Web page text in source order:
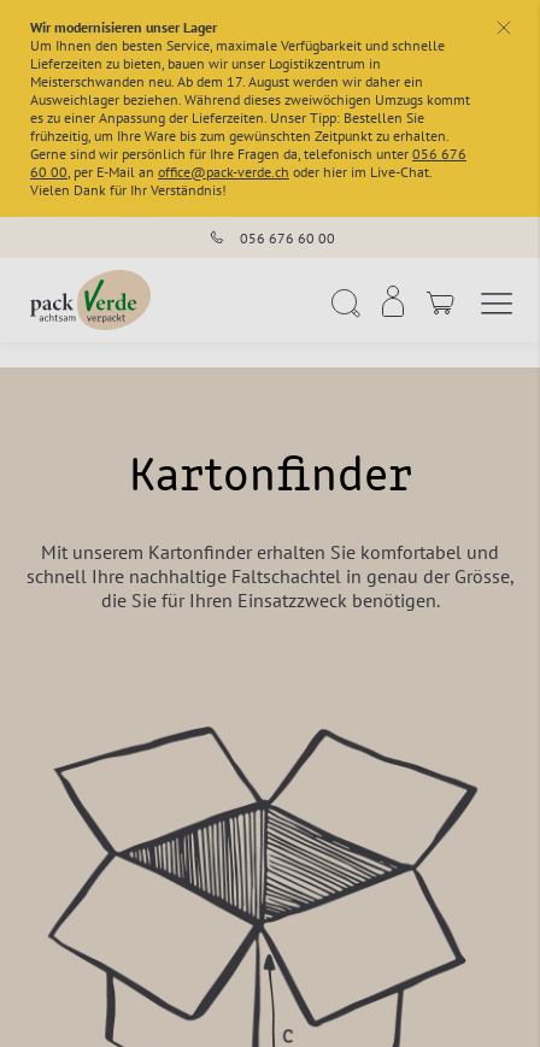
x
Wir modernisieren unser Lager
Um Ihnen den besten Service, maximale Verfügbarkeit und schnelle
Lieferzeiten zu bieten, bauen wir unser Logistikzentrum in
Meisterschwanden neu. Ab dem 17. August werden wir daher ein
Ausweichlager beziehen. Während dieses zweiwöchigen Umzugs kommt
es zu einer Anpassung der Lieferzeiten. Unser Tipp: Bestellen Sie
frühzeitig, um Ihre Ware bis zum gewünschten Zeitpunkt zu erhalten.
Gerne sind wir persönlich für Ihre Fragen da, telefonisch unter 056 676
60 00, per E-Mail an office@pack-verde.ch oder hier im Live-Chat.
Vielen Dank für Ihr Verständnis!
056 676 60 00
Kartonfinder
Mit unserem Kartonfinder erhalten Sie komfortabel und
schnell Ihre nachhaltige Faltschachtel in genau der Grösse,
die Sie für Ihren Einsatzzweck benötigen.